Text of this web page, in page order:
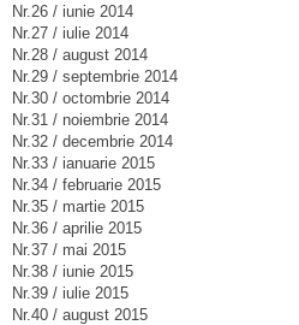
Nr.26 / iunie 2014
Nr.27 / iulie 2014
Nr.28 / august 2014
Nr.29 / septembrie 2014
Nr.30 / octombrie 2014
Nr.31 / noiembrie 2014
Nr.32 / decembrie 2014
Nr.33 / ianuarie 2015
Nr.34 / februarie 2015
Nr.35 / martie 2015
Nr.36 / aprilie 2015
Nr.37 / mai 2015
Nr.38 / iunie 2015
Nr.39 / iulie 2015
Nr.40 / august 2015